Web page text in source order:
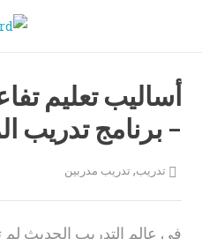
أساليب تعليم
– برنامج تدريب
تدريب, تدريب مدربين
في عالم التدريب الحديث لم